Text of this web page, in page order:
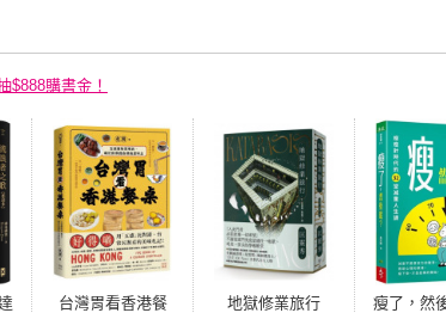
$888購書金！
台灣胃看香港餐
地獄修業旅行
瘦了，然